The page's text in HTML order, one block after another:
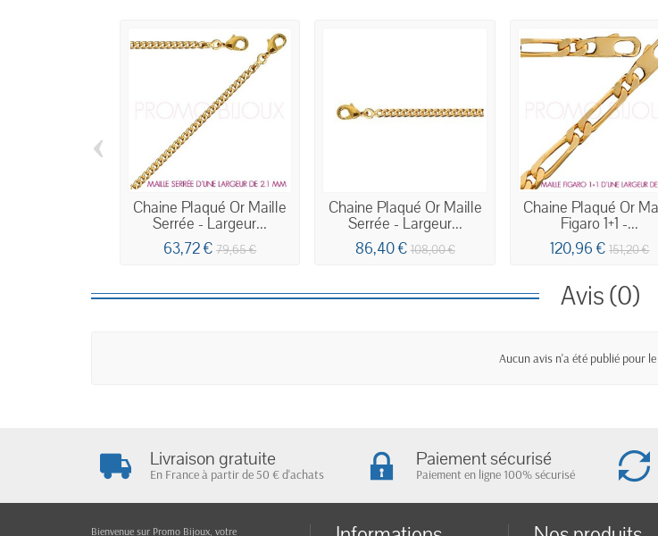
Chaine Plaqué Or Maille
Serrée - Largeur...
63,72 € 79,65 €
Chaine Plaqué Or Maille
Serrée - Largeur...
86,40 €108,00 €
Chaine Plaqué Or
Figaro 1+1 -...
120,96 € 151,20 €
‹
Avis (0)
Aucun avis n'a été publié pour
Livraison gratuite
En France à partir de 50 € d'achats
Paiement sécurisé
Paiement en ligne 100% sécurisé
Bienvenue sur Promo Bijoux, votre